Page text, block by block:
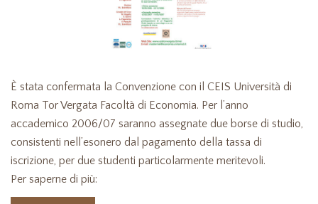
È stata confermata la Convenzione con il CEIS Università di
Roma Tor Vergata Facoltà di Economia. Per l’anno
accademico 2006/07 saranno assegnate due borse di studio,
consistenti nell’esonero dal pagamento della tassa di
iscrizione, per due studenti particolarmente meritevoli.
Per saperne di più: